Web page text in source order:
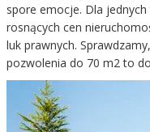
spore emocje. Dla
rosnących cen
luk prawnych.
pozwolenia do 70 m2 to